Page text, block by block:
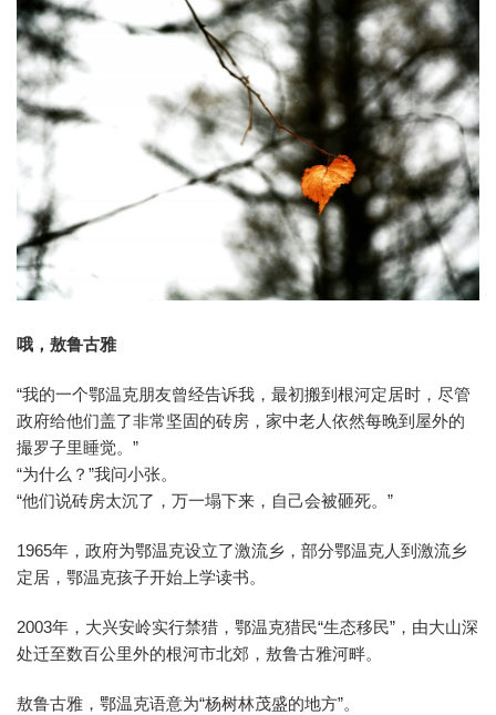
哦，敖鲁古雅
“我的一个鄂温克朋友曾经告诉我，最初搬到根河定居时，尽管
政府给他们盖了非常坚固的砖房，家中老人依然每晚到屋外的
撮罗子里睡觉。”
“为什么？”我问小张。
“他们说砖房太沉了，万一塌下来，自己会被砸死。”
1965年，政府为鄂温克设立了激流乡，部分鄂温克人到激流乡
定居，鄂温克孩子开始上学读书。
2003年，大兴安岭实行禁猎，鄂温克猎民“生态移民”，由大山深
处迁至数百公里外的根河市北郊，敖鲁古雅河畔。
敖鲁古雅，鄂温克语意为“杨树林茂盛的地方”。